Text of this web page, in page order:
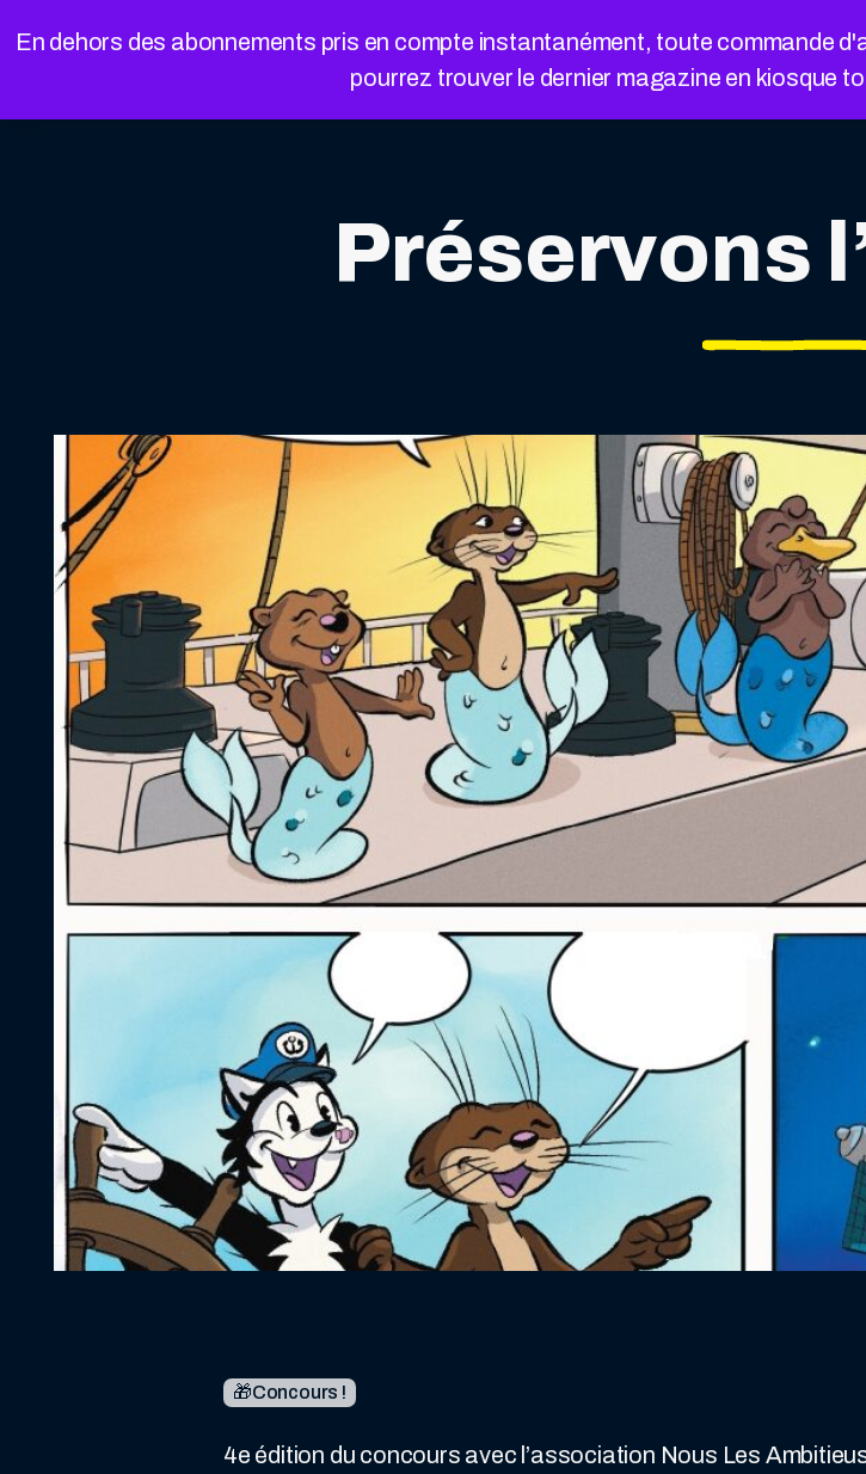
En dehors des abonnements pris en compte instantanément, toute commande
pourrez trouver le dernier magazine en kiosque
Préservons
🎁Concours !
4e édition du concours avec l’association Nous Les